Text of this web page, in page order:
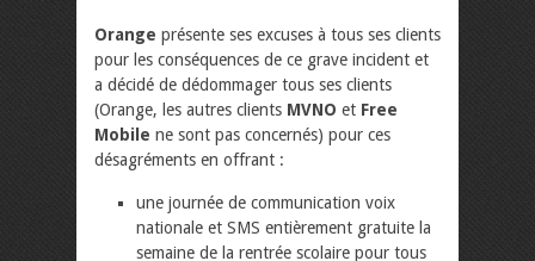
Orange présente ses excuses à tous ses clients
pour les conséquences de ce grave incident et
a décidé de dédommager tous ses clients
(Orange, les autres clients MVNO et Free
Mobile ne sont pas concernés) pour ces
désagréments en offrant :
une journée de communication voix
nationale et SMS entièrement gratuite la
semaine de la rentrée scolaire pour tous